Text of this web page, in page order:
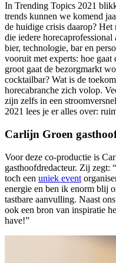
In Trending Topics 2021
trends kunnen we komend
de huidige crisis daarop? Het
die iedere
bier, technologie, bar en
vooruit met experts: hoe
groot gaat de bezorgmarkt
cocktailbar? Wat is de
horecabranche zich volop.
zijn zelfs in een
2021 lees je er alles over:
Carlijn Groen
Voor deze co-productie is
gasthoofdredacteur. Zij
toch een uniek event
energie en ben ik enorm blij
tastbare aanvulling. Naast
ook een bron van inspiratie
have!”